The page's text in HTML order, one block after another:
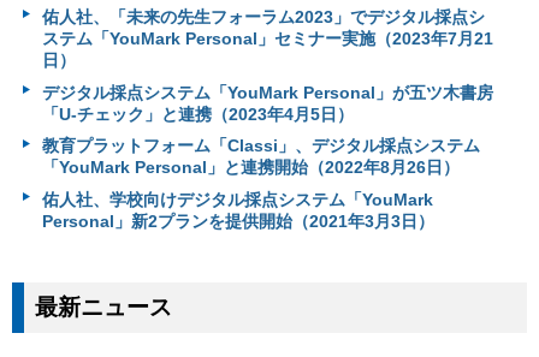
佑人社、「未来の先生フォーラム2023」でデジタル採点シ
ステム「YouMark Personal」セミナー実施（2023年7月21
日）
デジタル採点システム「YouMark Personal」が五ツ木書房
「U-チェック」と連携（2023年4月5日）
教育プラットフォーム「Classi」、デジタル採点システム
「YouMark Personal」と連携開始（2022年8月26日）
佑人社、学校向けデジタル採点システム「YouMark
Personal」新2プランを提供開始（2021年3月3日）
最新ニュース